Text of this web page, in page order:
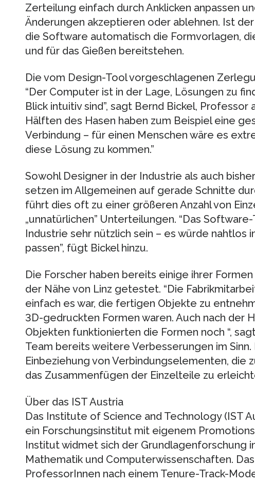
Zerteilung einfach durch Anklicken anpassen
Änderungen akzeptieren oder ablehnen. Ist
die Software automatisch die Formvorlagen,
und für das Gießen bereitstehen.
Die vom Design-Tool vorgeschlagenen
“Der Computer ist in der Lage, Lösungen zu
Blick intuitiv sind”, sagt Bernd Bickel, Professor
Hälften des Hasen haben zum Beispiel eine
Verbindung – für einen Menschen wäre es
diese Lösung zu kommen.”
Sowohl Designer in der Industrie als auch
setzen im Allgemeinen auf gerade Schnitte
führt dies oft zu einer größeren Anzahl von
„unnatürlichen” Unterteilungen. “Das
Industrie sehr nützlich sein – es würde nahtlos
passen”, fügt Bickel hinzu.
Die Forscher haben bereits einige ihrer
der Nähe von Linz getestet. “Die
einfach es war, die fertigen Objekte zu
3D-gedruckten Formen waren. Auch nach der
Objekten funktionierten die Formen noch “,
Team bereits weitere Verbesserungen im Sinn.
Einbeziehung von Verbindungselementen, die
das Zusammenfügen der Einzelteile zu
Über das IST Austria
Das Institute of Science and Technology (IST
ein Forschungsinstitut mit eigenem
Institut widmet sich der Grundlagenforschung
Mathematik und Computerwissenschaften.
ProfessorInnen nach einem Tenure-Track-